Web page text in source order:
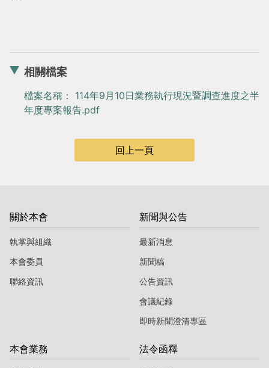
處
委
處
相關檔案
檔案名稱： 114年9月10日業務執行現況暨調查進度之半
年度專案報告.pdf
回上一頁
關於本會
執掌與組織
本會委員
聯絡資訊
新聞與公告
最新消息
新聞稿
公告資訊
會議紀錄
即時新聞澄清專區
本會業務 法令函釋